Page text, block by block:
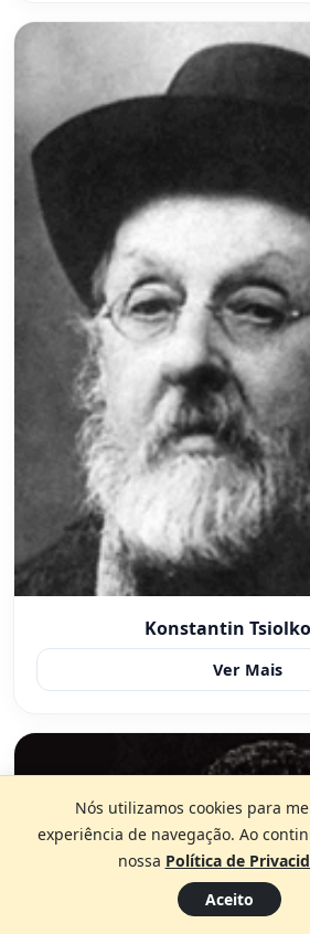
Konstantin
Ver Mais
Nós utilizamos cookies para
experiência de navegação. Ao
nossa Política de
Aceito